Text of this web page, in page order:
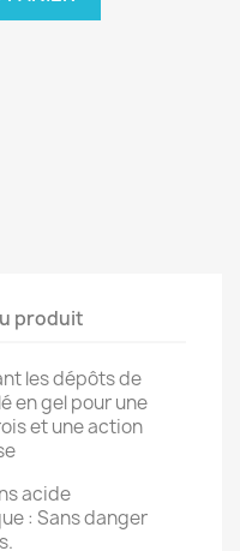
produit
les dépôts de
en gel pour une
et une action
acide
: Sans danger